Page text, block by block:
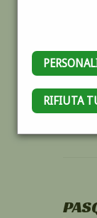
RIFIUTA